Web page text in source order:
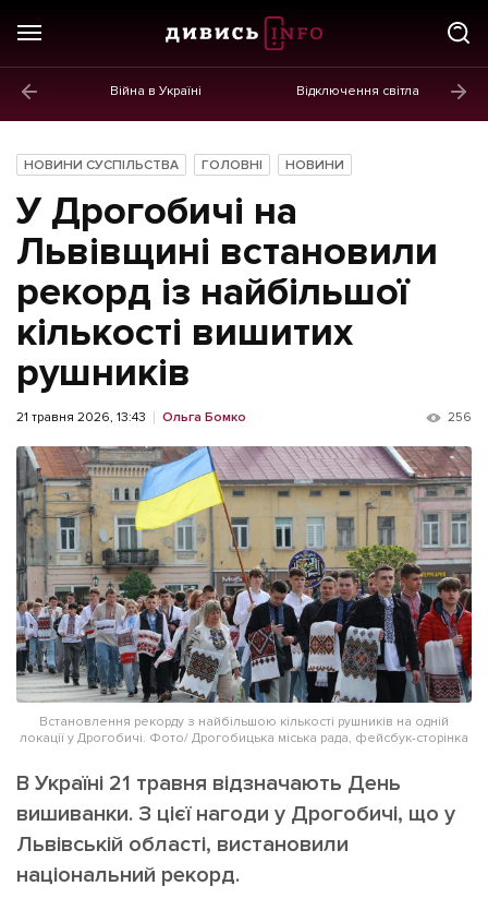
Війна в Україні Відключення світла
Новини
Політика
Економіка
Бізнес
Життя
Культура
Афіша
ІНШЕ
Інтерв'ю
Картки
Репортаж
Розслідування
Погляди
Ініціативи
Лонгріди
Прес-релізи
Фото/Відео
Made in Lviv
Зв'язатися з нами
[email protected]
НОВИНИ СУСПІЛЬСТВА ГОЛОВНІ НОВИНИ
У Дрогобичі на
Львівщині встановили
рекорд із найбільшої
кількості вишитих
рушників
21 травня 2026, 13:43 Ольга Бомко 256
Встановлення рекорду з найбільшою кількості рушників на одній
локації у Дрогобичі. Фото/ Дрогобицька міська рада, фейсбук-сторінка
В Україні 21 травня відзначають День
вишиванки. З цієї нагоди у Дрогобичі, що у
Львівській області, вистановили
національний рекорд.